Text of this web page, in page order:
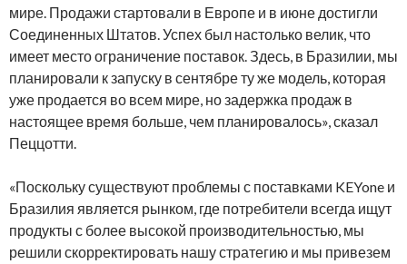
мире. Продажи стартовали в Европе и в июне достигли
Соединенных Штатов. Успех был настолько велик, что
имеет место ограничение поставок. Здесь, в Бразилии, мы
планировали к запуску в сентябре ту же модель, которая
уже продается во всем мире, но задержка продаж в
настоящее время больше, чем планировалось», сказал
Пеццотти.
«Поскольку существуют проблемы с поставками KEYone и
Бразилия является рынком, где потребители всегда ищут
продукты с более высокой производительностью, мы
решили скорректировать нашу стратегию и мы привезем